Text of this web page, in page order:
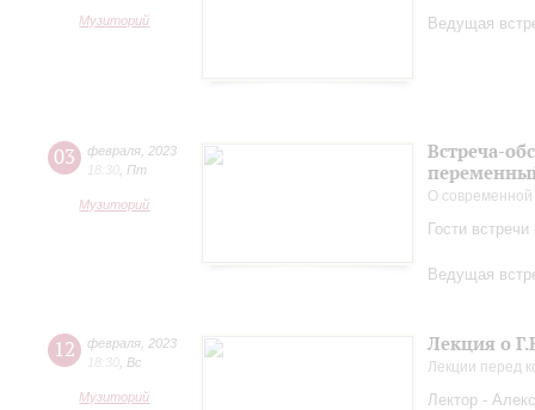
Музиторий Ведущая
03 февраля 2023
18:30 Пт
Музиторий
Встреча-
О
Гости
Ведущая
12 февраля 2023
18:30 Вс
Музиторий
Лекция о
Лекции перед
Лектор -